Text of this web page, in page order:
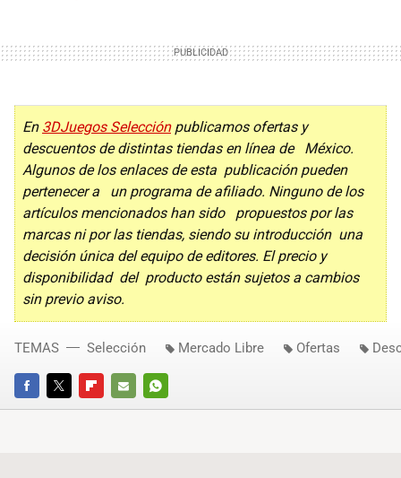
En 3DJuegos Selecciónpublicamos ofertas y
descuentos de distintas tiendas en línea de México.
Algunos de los enlaces de esta publicación pueden
pertenecer a un programa de afiliado. Ninguno de los
artículos mencionados han sido propuestos por las
marcas ni por las tiendas, siendo su introducción una
decisión única del equipo de editores. El precio y
disponibilidad del producto están sujetos a cambios
sin previo aviso.
FACEBOOKTWITTERFLIPBOARD
E-
WHATSAPP
TEMAS Selección Mercado Libre Ofertas